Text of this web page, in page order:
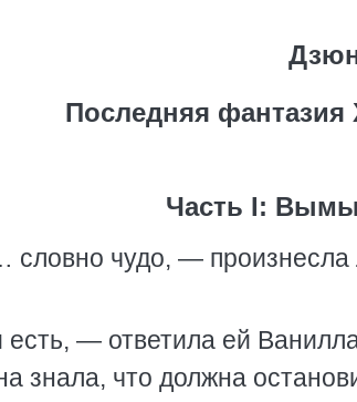
Последняя
Часть I:
чудо, — произнесла
— ответила ей
знала, что должна